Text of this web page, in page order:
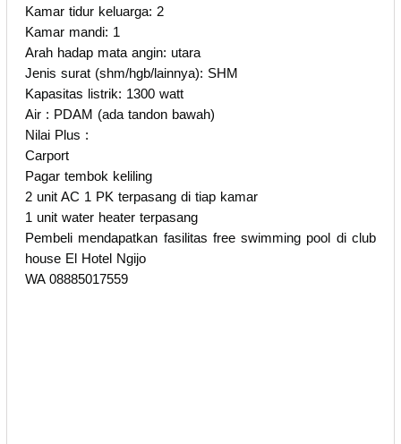
Kamar tidur keluarga: 2
Kamar mandi: 1
Arah hadap mata angin: utara
Jenis surat (shm/hgb/lainnya): SHM
Kapasitas listrik: 1300 watt
Air : PDAM (ada tandon bawah)
Nilai Plus :
Carport
Pagar tembok keliling
2 unit AC 1 PK terpasang di tiap kamar
1 unit water heater terpasang
Pembeli mendapatkan fasilitas free swimming pool di club
house El Hotel Ngijo
WA 08885017559